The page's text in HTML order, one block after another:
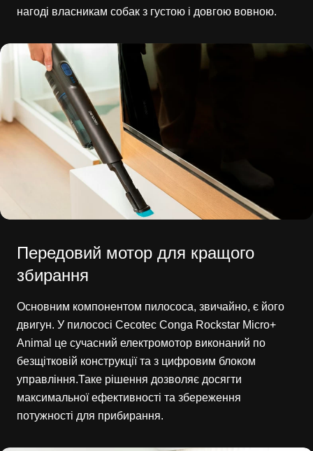
нагоді власникам собак з густою і довгою вовною.
Передовий мотор для кращого
збирання
Основним компонентом пилососа, звичайно, є його
двигун. У пилососі Cecotec Conga Rockstar Micro+
Animal це сучасний електромотор виконаний по
безщітковій конструкції та з цифровим блоком
управління.Таке рішення дозволяє досягти
максимальної ефективності та збереження
потужності для прибирання.